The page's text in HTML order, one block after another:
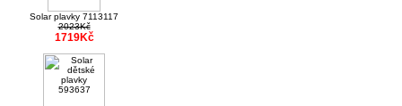
Solar plavky 7113117
2023Kč
1719Kč